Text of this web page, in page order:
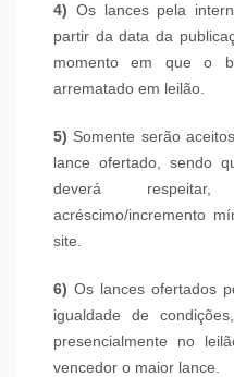
4) Os lances pela
partir da data da
momento em que o
arrematado em leilão.
5) Somente serão
lance ofertado, sendo
deverá
acréscimo/incremento
site.
6) Os lances ofertados
igualdade de
presencialmente no
vencedor o maior lance.